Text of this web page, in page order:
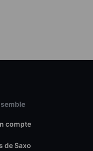
compte
de Saxo